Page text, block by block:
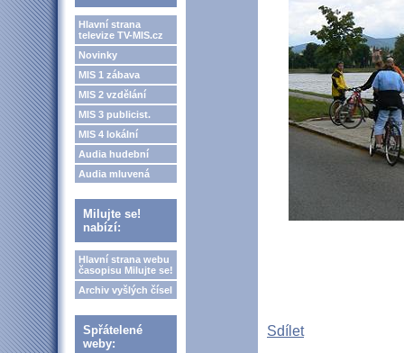
Hlavní strana
televize TV-MIS.cz
Novinky
MIS 1 zábava
MIS 2 vzdělání
MIS 3 publicist.
MIS 4 lokální
Audia hudební
Audia mluvená
Milujte se!
nabízí:
Hlavní strana webu
časopisu Milujte se!
Archiv vyšlých čísel
Spřátelené
weby:
Sdílet